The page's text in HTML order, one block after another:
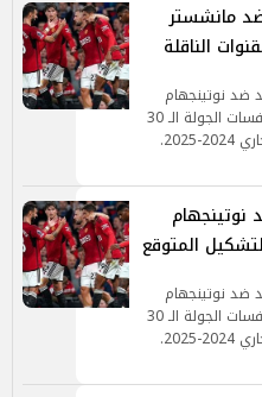
مانشستر
الناقلة
ضد نوتينجهام
فورست، والتي تجمع الفريقين ضمن منافسات الجولة الـ 30
نوتينجهام
المتوقع
ضد نوتينجهام
فورست، والتي تجمع الفريقين ضمن منافسات الجولة الـ 30